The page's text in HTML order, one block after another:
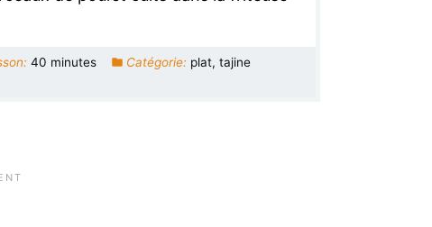
40 minutes Catégorie: plat, tajine